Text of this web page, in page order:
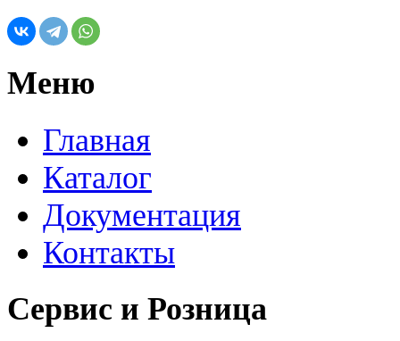
Меню
Главная
Каталог
Документация
Контакты
Сервис и Розница